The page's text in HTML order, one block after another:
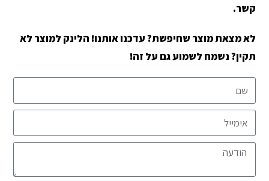
קשר.
לא מצאת מוצר שחיפשת? עדכנו אותנו! הלינק למוצר לא
תקין? נשמח לשמוע גם על זה!